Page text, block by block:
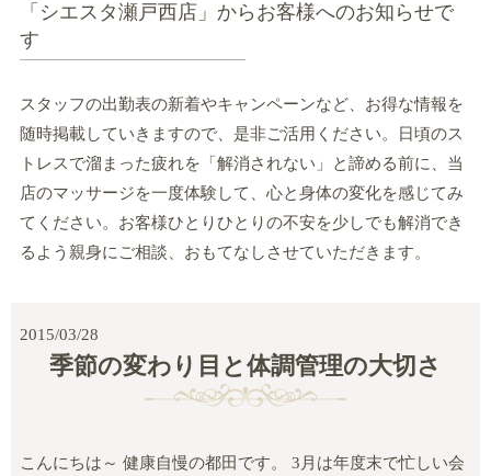
「シエスタ瀬戸西店」からお客様へのお知らせで
す
スタッフの出勤表の新着やキャンペーンなど、お得な情報を
随時掲載していきますので、是非ご活用ください。日頃のス
トレスで溜まった疲れを「解消されない」と諦める前に、当
店のマッサージを一度体験して、心と身体の変化を感じてみ
てください。お客様ひとりひとりの不安を少しでも解消でき
るよう親身にご相談、おもてなしさせていただきます。
2015/03/28
季節の変わり目と体調管理の大切さ
こんにちは～ 健康自慢の都田です。 3月は年度末で忙しい会